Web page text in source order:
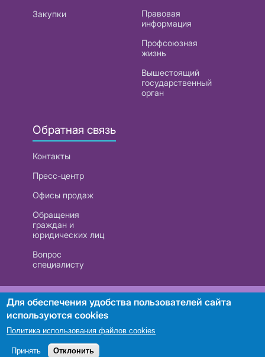
Закупки
Правовая
информация
Профсоюзная
жизнь
Вышестоящий
государственный
орган
Обратная связь
Контакты
Пресс-центр
Офисы продаж
Обращения
граждан и
юридических лиц
Вопрос
специалисту
РУП «Белтелеком». УНП 101007741
Поиск
Для обеспечения удобства пользователей сайта
используются cookies
Политика использования файлов cookies
Принять Отклонить